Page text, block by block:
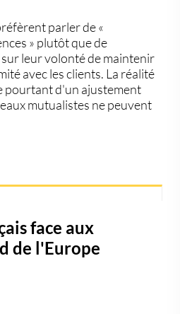
parler de «
» plutôt que de
leur volonté de maintenir
avec les clients. La réalité
pourtant d'un ajustement
mutualistes ne peuvent
face aux
de l'Europe